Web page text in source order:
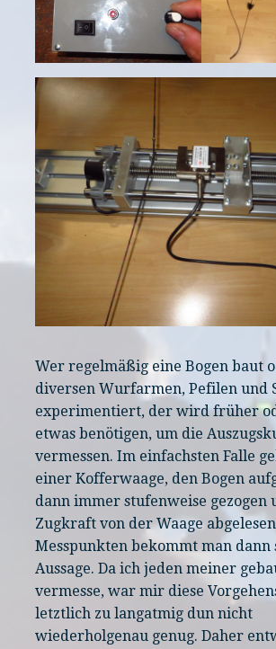
Wer regelmäßig eine Bogen baut
diversen Wurfarmen, Pefilen und
experimentiert, der wird früher
etwas benötigen, um die
vermessen. Im einfachsten Falle
einer Kofferwaage, den Bogen
dann immer stufenweise gezogen
Zugkraft von der Waage
Messpunkten bekommt man dann
Aussage. Da ich jeden meiner
vermesse, war mir diese
letztlich zu langatmig dun nicht
wiederholgenau genug. Daher